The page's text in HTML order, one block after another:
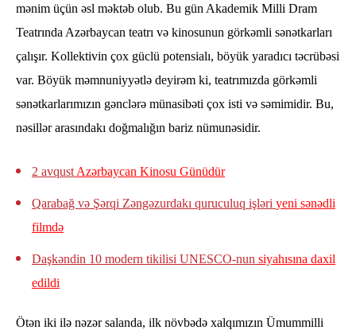
mənim üçün əsl məktəb olub. Bu gün Akademik Milli Dram
Teatrında Azərbaycan teatrı və kinosunun görkəmli sənətkarları
çalışır. Kollektivin çox güclü potensialı, böyük yaradıcı təcrübəsi
var. Böyük məmnuniyyətlə deyirəm ki, teatrımızda görkəmli
sənətkarlarımızın gənclərə münasibəti çox isti və səmimidir. Bu,
nəsillər arasındakı doğmalığın bariz nümunəsidir.
2 avqust Azərbaycan Kinosu Günüdür
Qarabağ və Şərqi Zəngəzurdakı quruculuq işləri yeni sənədli
filmdə
Daşkəndin 10 modern tikilisi UNESCO-nun siyahısına daxil
edildi
Ötən iki ilə nəzər salanda, ilk növbədə xalqımızın Ümummilli